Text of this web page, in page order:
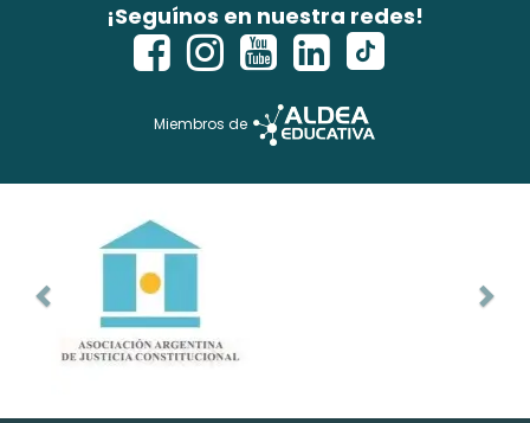
¡Seguínos en nuestra redes!
Miembros de
Copyright © 2026 - isecursos.com - Todos los derechos
ISE CURSOS® es marca registrada. Instituto Nacional de la
Propiedad Industrial Ref Web. 1354274 y Expte. 2760614